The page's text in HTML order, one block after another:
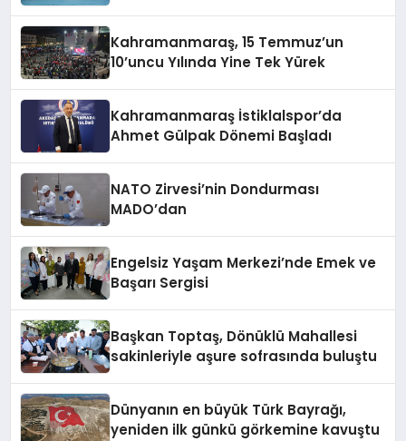
Kahramanmaraş, 15 Temmuz’un
10’uncu Yılında Yine Tek Yürek
Kahramanmaraş İstiklalspor’da
Ahmet Gülpak Dönemi Başladı
NATO Zirvesi’nin Dondurması
MADO’dan
Engelsiz Yaşam Merkezi’nde Emek ve
Başarı Sergisi
Başkan Toptaş, Dönüklü Mahallesi
sakinleriyle aşure sofrasında buluştu
Dünyanın en büyük Türk Bayrağı,
yeniden ilk günkü görkemine kavuştu